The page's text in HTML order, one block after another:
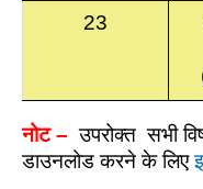
23
नोट – उपरोक्त सभी
डाउनलोड करने के लिए